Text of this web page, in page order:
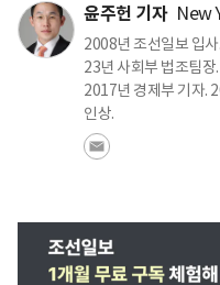
윤주헌 기자 New
2008년 조선일보 입
23년 사회부 법조팀
2017년 경제부 기자.
인상.